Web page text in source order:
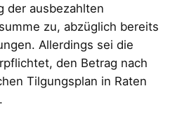
der ausbezahlten
zu, abzüglich bereits
Allerdings sei die
den Betrag nach
Tilgungsplan in Raten